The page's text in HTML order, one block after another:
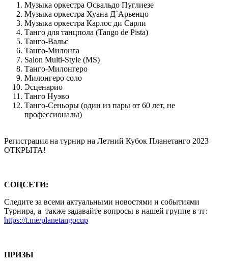
Музыка оркестра Освальдо Пуглиезе
Музыка оркестра Хуана Д`Aрьенцо
Музыка оркестра Карлос ди Сарли
Танго для танцпола (Tango de Pista)
Танго-Вальс
Танго-Милонга
Salon Multi-Style (MS)
Танго-Милонгеро
Милонгеро соло
Эсценарио
Танго Нуэво
Танго-Сеньоры (один из пары от 60 лет, не
профессионалы)
Регистрация на турнир на Летний Кубок Планетанго 2023
ОТКРЫТА!
СОЦСЕТИ:
Следите за всеми актуальными новостями и событиями
Турнира, а также задавайте вопросы в нашей группе в тг:
https://t.me/planetangocup
ПРИЗЫ